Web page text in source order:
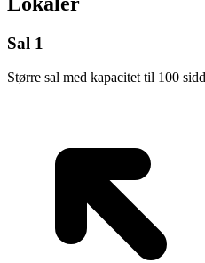
Sal 1
Større sal med kapacitet til 100